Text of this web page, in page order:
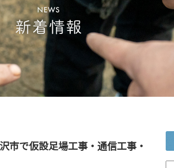
市で仮設足場工事・通信工事・